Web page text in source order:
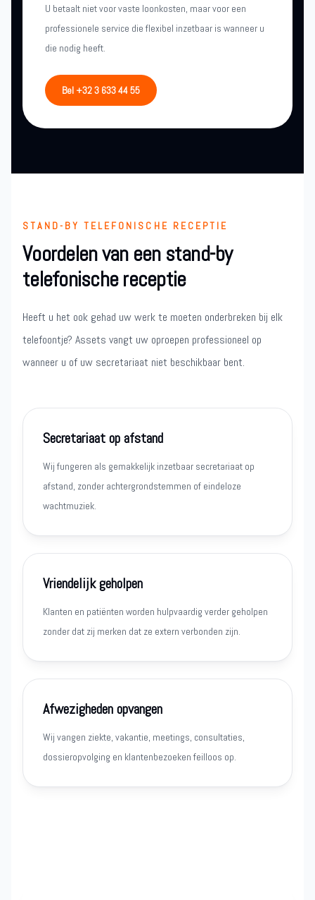
U betaalt niet voor vaste loonkosten, maar voor een
professionele service die flexibel inzetbaar is wanneer u
die nodig heeft.
Bel +32 3 633 44 55
STAND-BY TELEFONISCHE RECEPTIE
Voordelen van een stand-by
telefonische receptie
Heeft u het ook gehad uw werk te moeten onderbreken bij elk
telefoontje? Assets vangt uw oproepen professioneel op
wanneer u of uw secretariaat niet beschikbaar bent.
Secretariaat op afstand
Wij fungeren als gemakkelijk inzetbaar secretariaat op
afstand, zonder achtergrondstemmen of eindeloze
wachtmuziek.
Vriendelijk geholpen
Klanten en patiënten worden hulpvaardig verder geholpen
zonder dat zij merken dat ze extern verbonden zijn.
Afwezigheden opvangen
Wij vangen ziekte, vakantie, meetings, consultaties,
dossieropvolging en klantenbezoeken feilloos op.